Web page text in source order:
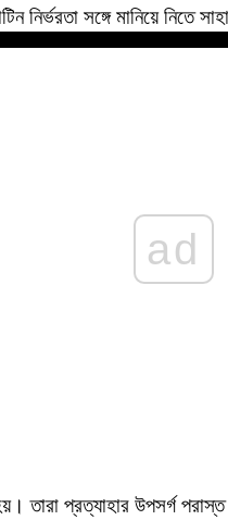
নির্ভরতা সঙ্গে মানিয়ে নিতে
ad
তারা প্রত্যাহার উপসর্গ